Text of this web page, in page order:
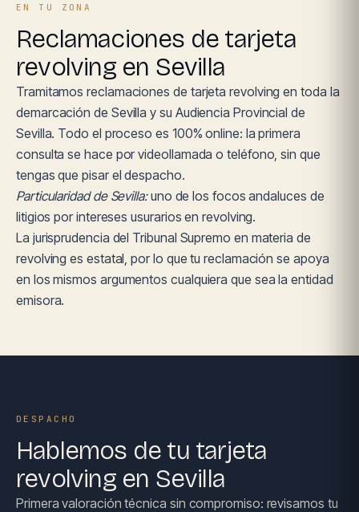
EN TU ZONA
Reclamaciones de tarjeta
revolving en Sevilla
Tramitamos reclamaciones de tarjeta revolving en toda la
demarcación de Sevilla y su Audiencia Provincial de
Sevilla. Todo el proceso es 100% online: la primera
consulta se hace por videollamada o teléfono, sin que
tengas que pisar el despacho.
Particularidad de Sevilla:uno de los focos andaluces de
litigios por intereses usurarios en revolving.
La jurisprudencia del Tribunal Supremo en materia de
revolving es estatal, por lo que tu reclamación se apoya
en los mismos argumentos cualquiera que sea la entidad
emisora.
DESPACHO
Hablemos de tu tarjeta
revolving en Sevilla
Primera valoración técnica sin compromiso: revisamos tu